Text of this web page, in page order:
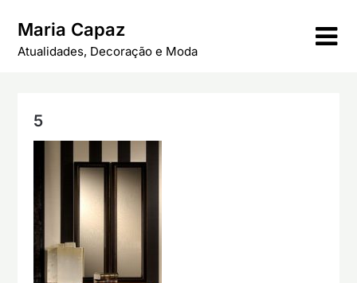
content
Maria Capaz
Atualidades, Decoração e Moda
5